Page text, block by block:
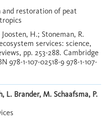
and restoration of peat
H.; Stoneman, R.
services: science,
pp. 253-288. Cambridge
1-107-02518-9 978-1-107-
L. Brander, M. Schaafsma, P.